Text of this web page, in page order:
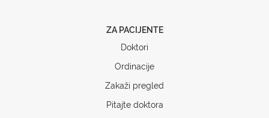
ZA PACIJENTE
Doktori
Ordinacije
Zakaži pregled
Pitajte doktora